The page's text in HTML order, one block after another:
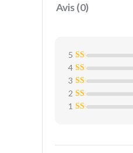
Avis (0)
5
N
e
1
r
4
N
e
1
3
N
e
2
N
r
1